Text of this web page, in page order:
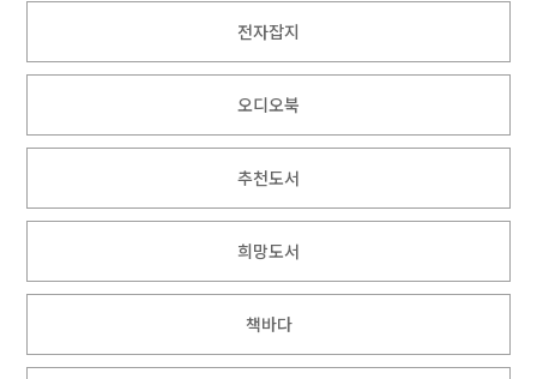
전자잡지
오디오북
추천도서
희망도서
책바다